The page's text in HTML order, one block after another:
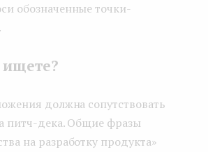
обозначенные точки-
должна сопутствовать
питч-дека. Общие фразы
на разработку продукта»